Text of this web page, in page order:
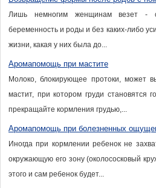
Лишь немногим женщинам везет -
беременность и роды и без каких-либо
жизни, какая у них была до...
Аромапомощь при мастите
Молоко, блокирующее протоки, может
мастит, при котором груди становятся
прекращайте кормления грудью,...
Аромапомощь при болезненных
Иногда при кормлении ребенок не
окружающую его зону (околососковый
этого и сам ребенок будет...